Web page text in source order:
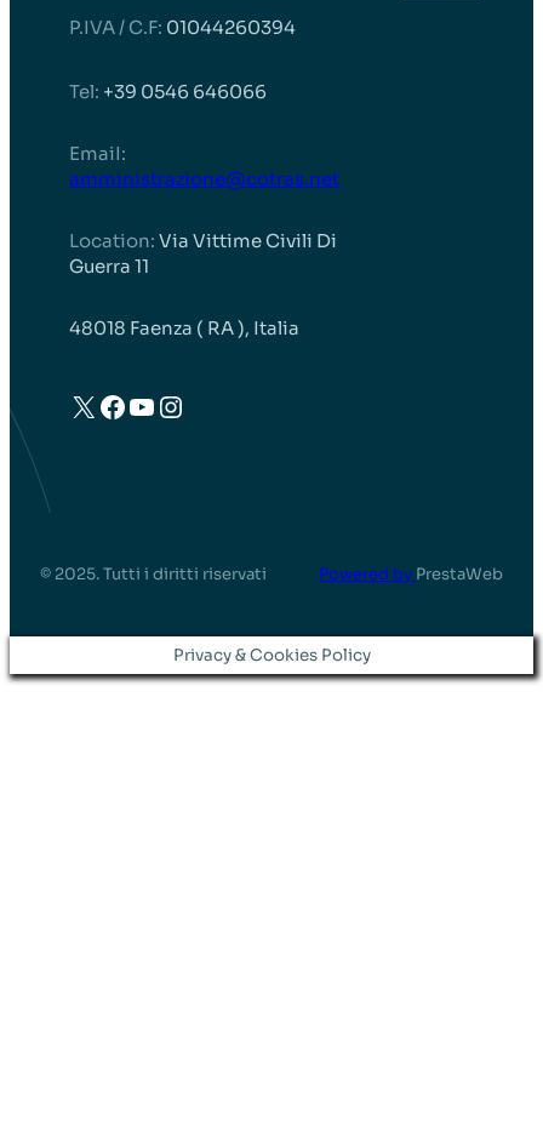
P.IVA / C.F: 01044260394
Tel: +39 0546 646066
EmaiI:
amministrazione@cotras.net
Location: Via Vittime Civili Di
Guerra 11
48018 Faenza ( RA ), Italia
X Facebook
YouTube
Instagram
© 2025. Tutti i diritti riservati Powered by PrestaWeb
Privacy & Cookies Policy